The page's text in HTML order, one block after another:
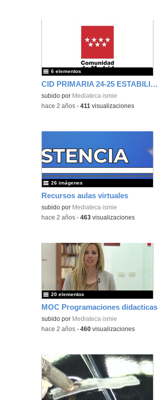
CID PRIMARIA 24-25 ESTABILIZACIÓN
Contenido educativo.
subido por Mediateca ismie
6 elementos
-hace 2 años -411 visualizaciones
Recursos aulas virtuales
subido por Mediateca ismie
26 imágenes
-hace 2 años -463 visualizaciones
MOC Programaciones didacticas
subido por Mediateca ismie
20 elementos
-hace 2 años -460 visualizaciones